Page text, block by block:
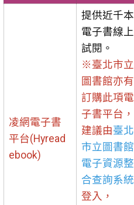
凌網電子書
平台(Hyread
ebook)
提供近千本
電子書線上
試閱。
※臺北市立
圖書館亦有
訂購此項電
子書平台，
建議由臺北
市立圖書館
電子資源整
合查詢系統
登入，